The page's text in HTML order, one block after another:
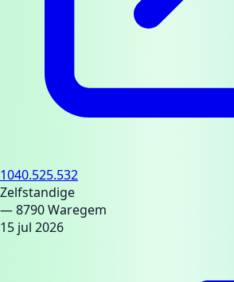
1040.525.532
Zelfstandige
— 8790 Waregem
15 jul 2026